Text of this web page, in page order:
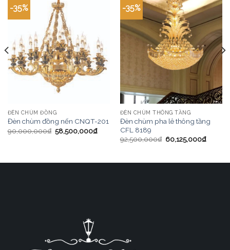
-35%
ĐÈN CHÙM ĐỒNG
Đèn chùm đồng nến CNQT-201
90,000,000₫ 58,500,000₫
-35%
ĐÈN CHÙM THÔNG TẦNG
Đèn chùm pha lê thông tầng
CFL 8189
92,500,000₫ 60,125,000₫